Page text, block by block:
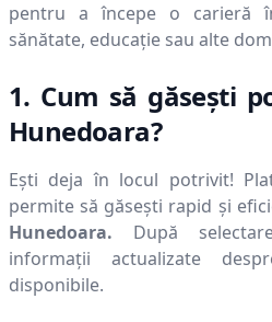
pentru a începe o carieră
sănătate, educație sau alte
1. Cum să găsești
Hunedoara?
Ești deja în locul potrivit!
permite să găsești rapid și
Hunedoara. După
informații actualizate
disponibile.